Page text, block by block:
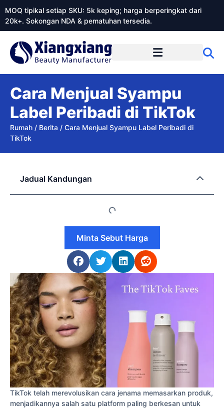
MOQ tipikal setiap SKU: 5k keping; harga berperingkat dari
20k+. Sokongan NDA & pematuhan tersedia.
Cara Menjual Syampu
Label Peribadi di TikTok
Rumah / Berita / Cara Menjual Syampu Label Peribadi di
TikTok
TikTok telah merevolusikan cara jenama memasarkan produk,
menjadikannya salah satu platform paling berkesan untuk
Jadual Kandungan
Minta Sebut Harga